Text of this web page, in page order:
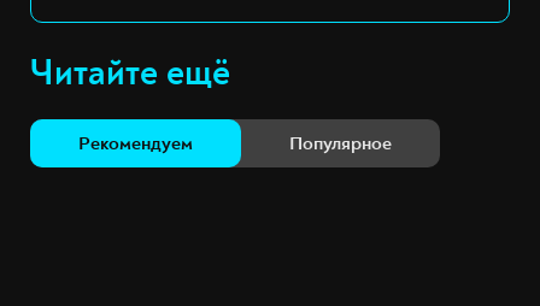
Читайте ещё
Рекомендуем Популярное